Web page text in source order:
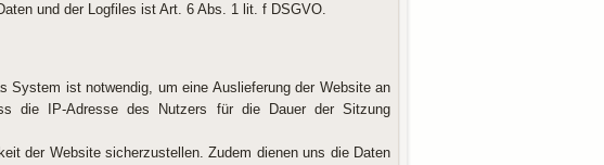
und der Logfiles ist Art. 6 Abs. 1 lit. f DSGVO.
System ist notwendig, um eine Auslieferung der Website an
die IP-Adresse des Nutzers für die Dauer der Sitzung
der Website sicherzustellen. Zudem dienen uns die Daten